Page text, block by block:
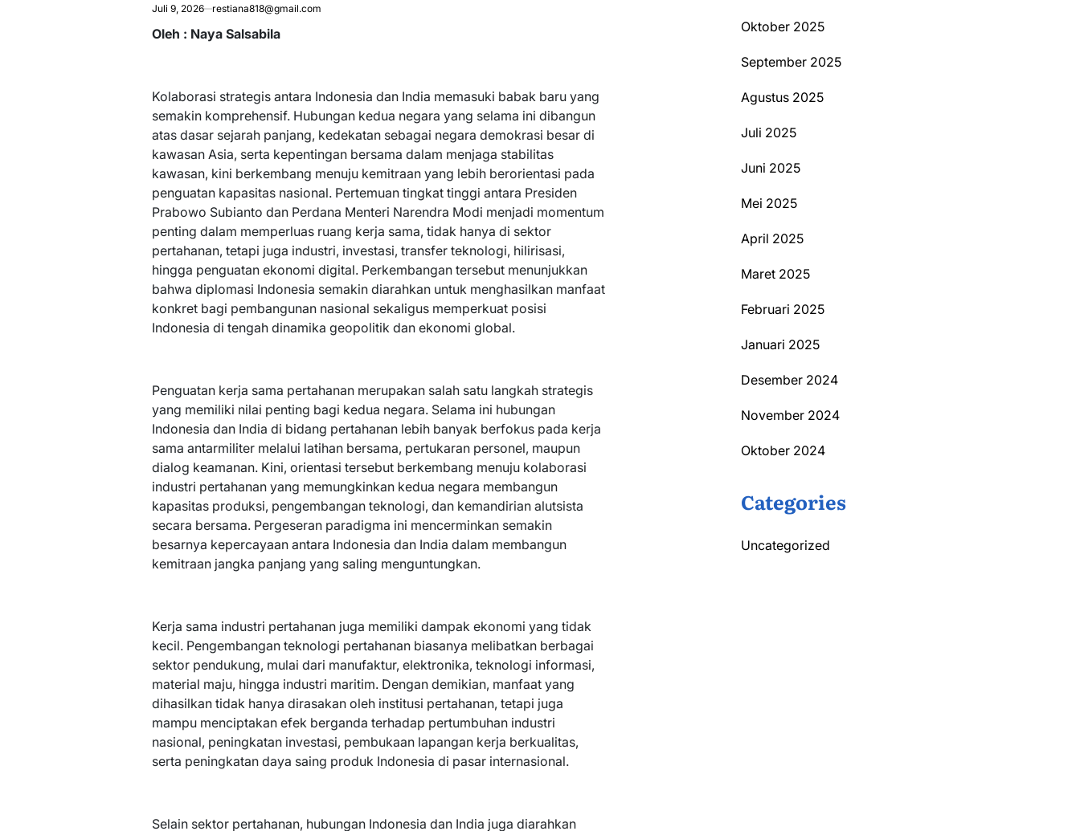
Juli 9, 2026 restiana818@gmail.com
Oleh : Naya Salsabila
Kolaborasi strategis antara Indonesia dan India memasuki babak baru yang
semakin komprehensif. Hubungan kedua negara yang selama ini dibangun
atas dasar sejarah panjang, kedekatan sebagai negara demokrasi besar di
kawasan Asia, serta kepentingan bersama dalam menjaga stabilitas
kawasan, kini berkembang menuju kemitraan yang lebih berorientasi pada
penguatan kapasitas nasional. Pertemuan tingkat tinggi antara Presiden
Prabowo Subianto dan Perdana Menteri Narendra Modi menjadi momentum
penting dalam memperluas ruang kerja sama, tidak hanya di sektor
pertahanan, tetapi juga industri, investasi, transfer teknologi, hilirisasi,
hingga penguatan ekonomi digital. Perkembangan tersebut menunjukkan
bahwa diplomasi Indonesia semakin diarahkan untuk menghasilkan manfaat
konkret bagi pembangunan nasional sekaligus memperkuat posisi
Indonesia di tengah dinamika geopolitik dan ekonomi global.
Penguatan kerja sama pertahanan merupakan salah satu langkah strategis
yang memiliki nilai penting bagi kedua negara. Selama ini hubungan
Indonesia dan India di bidang pertahanan lebih banyak berfokus pada kerja
sama antarmiliter melalui latihan bersama, pertukaran personel, maupun
dialog keamanan. Kini, orientasi tersebut berkembang menuju kolaborasi
industri pertahanan yang memungkinkan kedua negara membangun
kapasitas produksi, pengembangan teknologi, dan kemandirian alutsista
secara bersama. Pergeseran paradigma ini mencerminkan semakin
besarnya kepercayaan antara Indonesia dan India dalam membangun
kemitraan jangka panjang yang saling menguntungkan.
Kerja sama industri pertahanan juga memiliki dampak ekonomi yang tidak
kecil. Pengembangan teknologi pertahanan biasanya melibatkan berbagai
sektor pendukung, mulai dari manufaktur, elektronika, teknologi informasi,
material maju, hingga industri maritim. Dengan demikian, manfaat yang
dihasilkan tidak hanya dirasakan oleh institusi pertahanan, tetapi juga
mampu menciptakan efek berganda terhadap pertumbuhan industri
nasional, peningkatan investasi, pembukaan lapangan kerja berkualitas,
serta peningkatan daya saing produk Indonesia di pasar internasional.
Selain sektor pertahanan, hubungan Indonesia dan India juga diarahkan
Oktober 2025
September 2025
Agustus 2025
Juli 2025
Juni 2025
Mei 2025
April 2025
Maret 2025
Februari 2025
Januari 2025
Desember 2024
November 2024
Oktober 2024
Categories
Uncategorized